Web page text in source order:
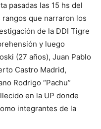
pasadas las 15 hs del
que narraron los
de la DDI Tigre
y luego
(27 años), Juan Pablo
Castro Madrid,
Rodrigo “Pachu”
en la UP donde
integrantes de la